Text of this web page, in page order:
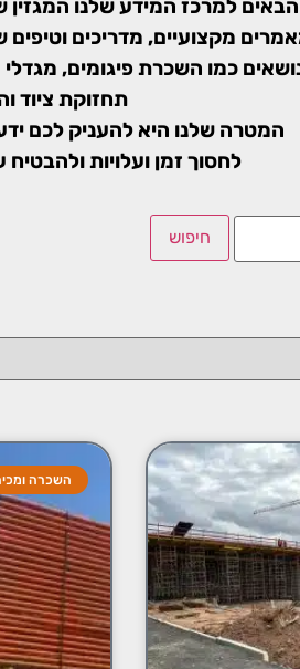
הבאים למרכז המידע שלנו
מקצועיים, מדריכים וטיפים
כמו השכרת פיגומים, מגדלי
תחזוקת ציוד
המטרה שלנו היא להעניק לכם
לחסוך זמן ועלויות
השכרה